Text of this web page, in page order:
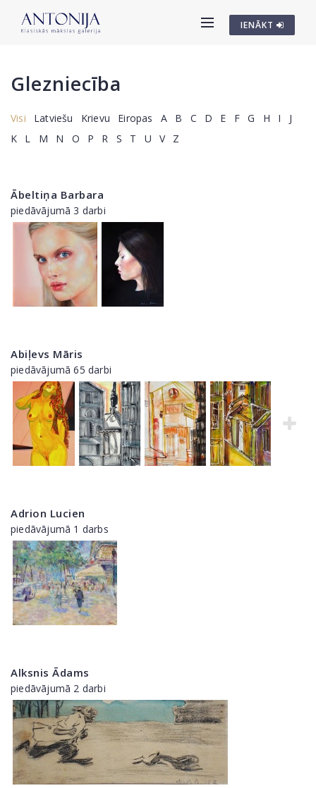
IENĀKT
Glezniecība
Visi Latviešu Krievu Eiropas A B C D E F G H I
J
K
L M N O P R S T U V Z
Ābeltiņa Barbara
piedāvājumā 3 darbi
Abiļevs Māris
piedāvājumā 65 darbi
Adrion Lucien
piedāvājumā 1 darbs
Alksnis Ādams
piedāvājumā 2 darbi